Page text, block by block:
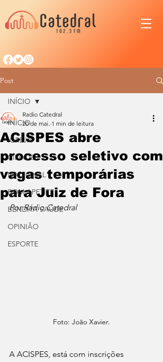
Post
INÍCIO
IGREJA
CIDADE
NACIONAL
BOM APETITE
BENDITA SAÚDE
OPINIÃO
ESPORTE
INÍCIO
ACISPES abre
processo seletivo com
vagas temporárias
para Juiz de Fora
Radio Catedral
20 de mai. 1 min de leitura
Por Rádio Catedral
Foto: João Xavier.
A ACISPES, está com inscrições